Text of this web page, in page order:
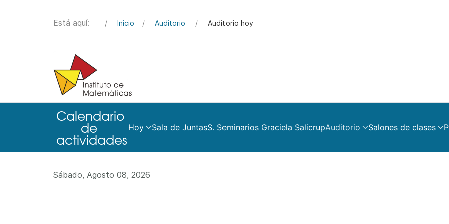
Está aquí: Inicio Auditorio Auditorio hoy
Hoy Sala de JuntasS. Seminarios Graciela SalicrupAuditorio Salones de clases
Sábado, Agosto 08, 2026